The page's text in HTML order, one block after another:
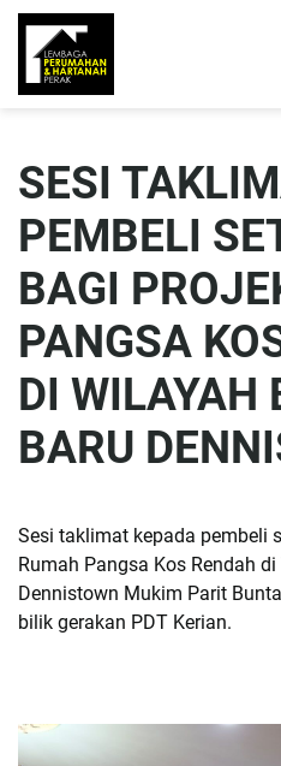
SESI
PEMBELI
BAGI
PANGSA
DI WILAYAH
BARU
Sesi taklimat kepada pembeli
Rumah Pangsa Kos Rendah
Dennistown Mukim Parit
bilik gerakan PDT Kerian.